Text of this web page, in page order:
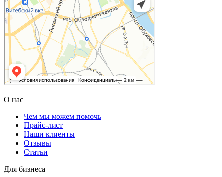
О нас
Чем мы можем помочь
Прайс-лист
Наши клиенты
Отзывы
Статьи
Для бизнеса